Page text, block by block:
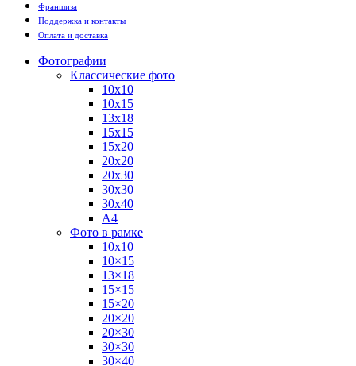
Франшиза
Поддержка и контакты
Оплата и доставка
Фотографии
Классические фото
10х10
10х15
13х18
15х15
15х20
20х20
20х30
30х30
30х40
А4
Фото в рамке
10х10
10×15
13×18
15×15
15×20
20×20
20×30
30×30
30×40